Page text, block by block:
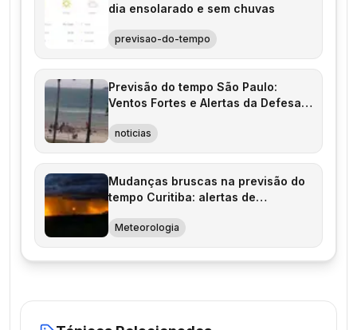
dia ensolarado e sem chuvas
previsao-do-tempo
Previsão do tempo São Paulo:
Ventos Fortes e Alertas da Defesa
noticias
Mudanças bruscas na previsão do
tempo Curitiba: alertas de
Meteorologia